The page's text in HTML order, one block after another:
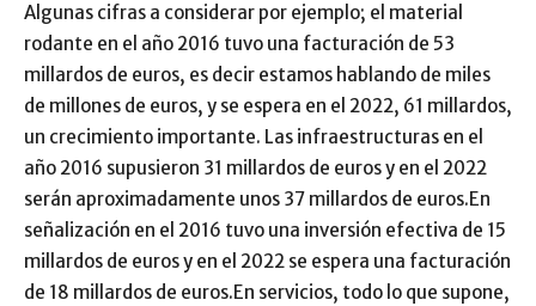
Algunas cifras a considerar por ejemplo; el material
rodante en el año 2016 tuvo una facturación de 53
millardos de euros, es decir estamos hablando de miles
de millones de euros, y se espera en el 2022, 61 millardos,
un crecimiento importante. Las infraestructuras en el
año 2016 supusieron 31 millardos de euros y en el 2022
serán aproximadamente unos 37 millardos de euros.En
señalización en el 2016 tuvo una inversión efectiva de 15
millardos de euros y en el 2022 se espera una facturación
de 18 millardos de euros.En servicios, todo lo que supone,